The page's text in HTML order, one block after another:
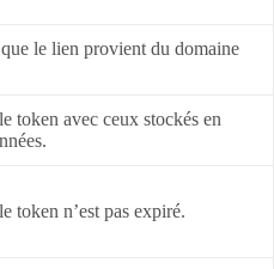
le lien provient du domaine
token avec ceux stockés en
token n’est pas expiré.